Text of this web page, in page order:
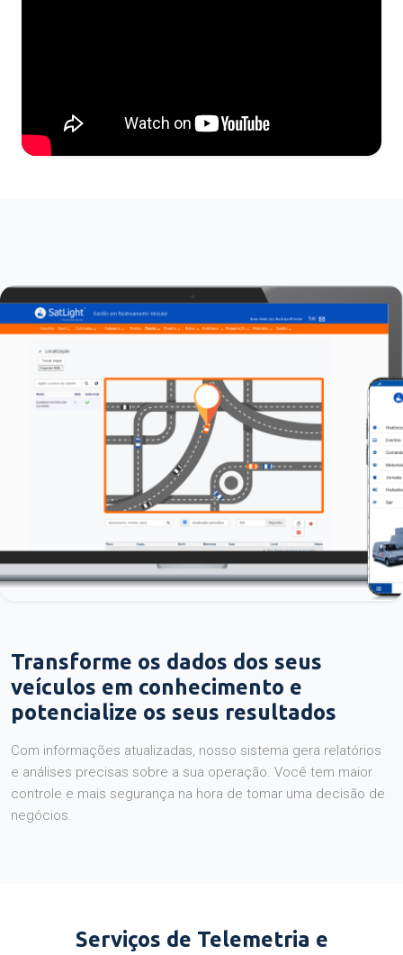
Transforme os dados dos seus
veículos em conhecimento e
potencialize os seus resultados
Com informações atualizadas, nosso sistema gera relatórios
e análises precisas sobre a sua operação. Você tem maior
controle e mais segurança na hora de tomar uma decisão de
negócios.
Serviços de Telemetria e